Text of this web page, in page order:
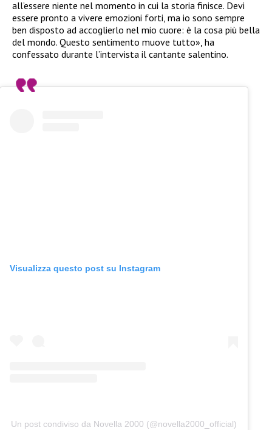
all’essere niente nel momento in cui la storia finisce. Devi
essere pronto a vivere emozioni forti, ma io sono sempre
ben disposto ad accoglierlo nel mio cuore: è la cosa più bella
del mondo. Questo sentimento muove tutto», ha
confessato durante l’intervista il cantante salentino.
Visualizza questo post su Instagram
Un post condiviso da Novella 2000 (@novella2000_official)